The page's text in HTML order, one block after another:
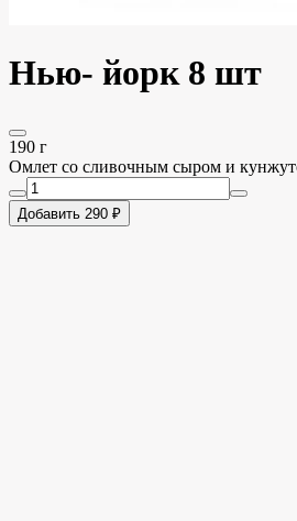
Нью- йорк 8 шт
190 г
Омлет со сливочным сыром и
Добавить 290 ₽